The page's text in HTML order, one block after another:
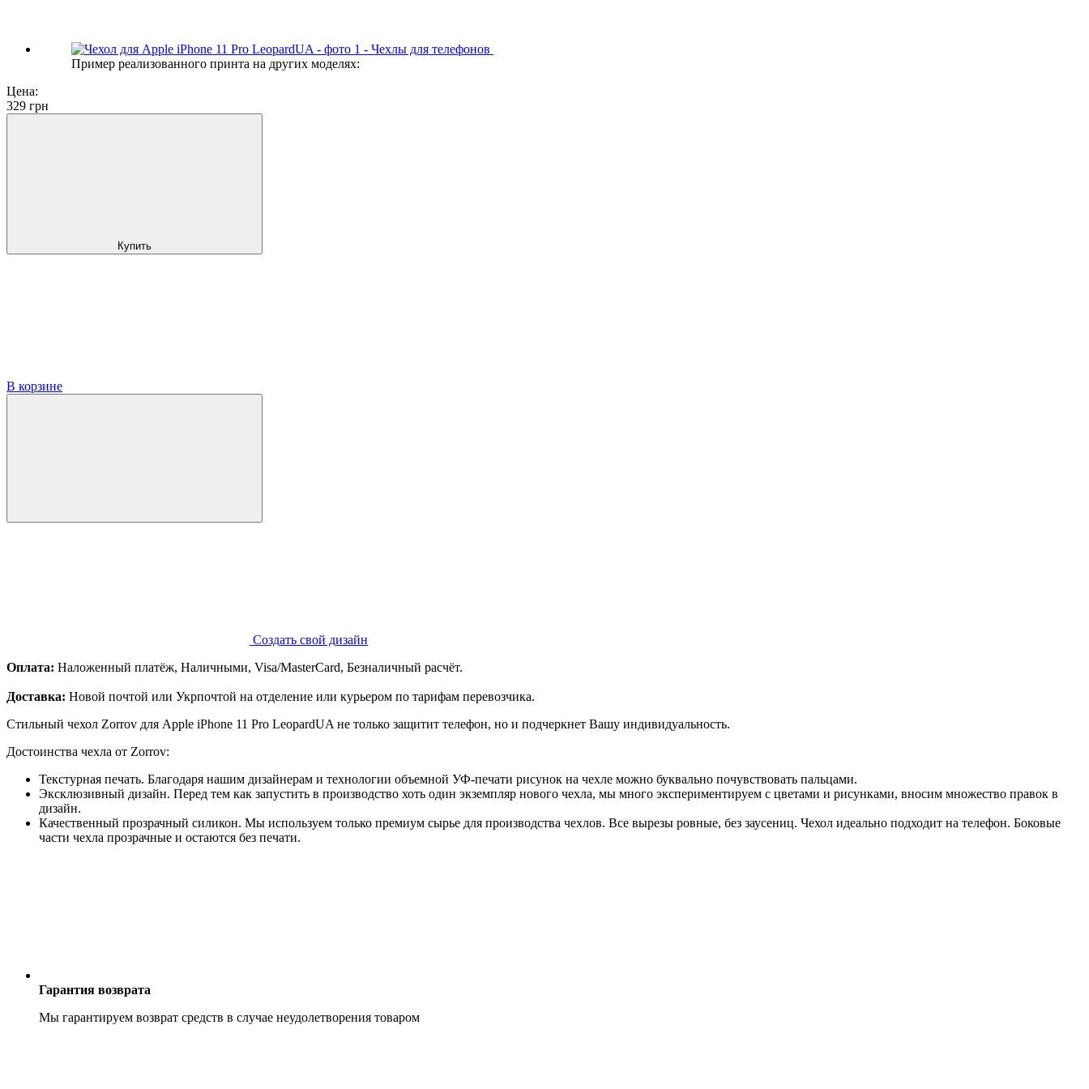
Пример реализованного принта на других моделях:
Цена:
329 грн
Купить
В корзине
Создать свой дизайн
Оплата: Наложенный платёж, Наличными, Visa/MasterCard, Безналичный расчёт.
Доставка: Новой почтой или Укрпочтой на отделение или курьером по тарифам перевозчика.
Стильный чехол Zorrov для Apple iPhone 11 Pro LeopardUA не только защитит телефон, но и подчеркнет Вашу индивидуальность.
Достоинства чехла от Zorrov:
Текстурная печать. Благодаря нашим дизайнерам и технологии объемной УФ-печати рисунок на чехле можно буквально почувствовать пальцами.
Эксклюзивный дизайн. Перед тем как запустить в производство хоть один экземпляр нового чехла, мы много экспериментируем с цветами и рисунками, вносим множество правок в
дизайн.
Качественный прозрачный силикон. Мы используем только премиум сырье для производства чехлов. Все вырезы ровные, без заусениц. Чехол идеально подходит на телефон. Боковые
части чехла прозрачные и остаются без печати.
Гарантия возврата
Мы гарантируем возврат средств в случае неудолетворения товаром